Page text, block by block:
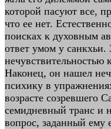
которой пасуют все,
что ее нет.
поисках к духовным
ответ умом у санкхьи.
Наконец, он нашел
психику в
возрасте созревшего
семидневный транс и
вопрос, заданный ему